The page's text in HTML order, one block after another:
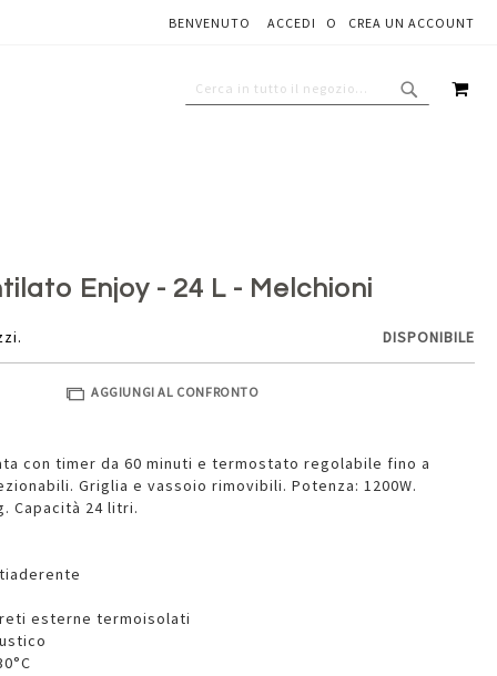
BENVENUTO ACCEDI CREA UN ACCOUNT
Enjoy - 24 L - Melchioni
DISPONIBILE
AGGIUNGI AL CONFRONTO
con timer da 60 minuti e termostato regolabile fino a
Griglia e vassoio rimovibili. Potenza: 1200W.
Capacità 24 litri.
esterne termoisolati